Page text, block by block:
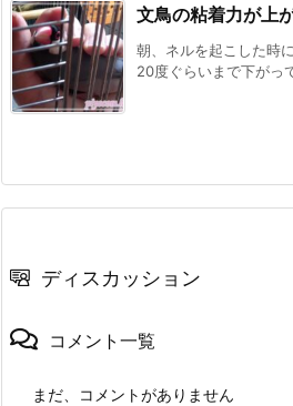
文鳥の粘着力が上
朝、ネルを起こした時
20度ぐらいまで下がっ
ディスカッション
コメント一覧
まだ、コメントがありません